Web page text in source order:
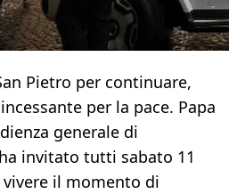
Pietro per continuare,
per la pace. Papa
generale di
invitato tutti sabato 11
il momento di